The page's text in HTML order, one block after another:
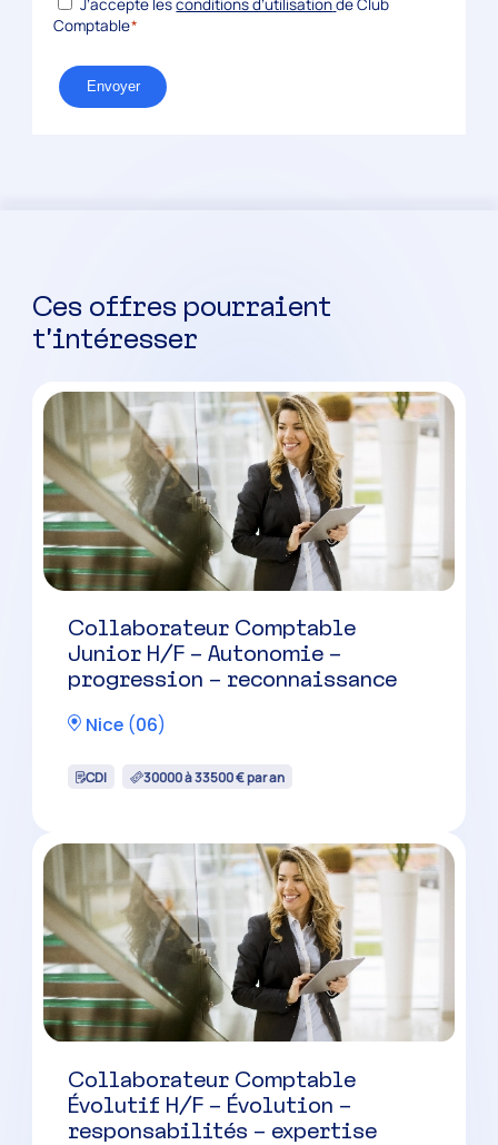
Comptable*
Envoyer
Ces offres pourraient
t’intéresser
Collaborateur Comptable
Junior H/F – Autonomie –
progression – reconnaissance
Nice (06)
CDI 30000 à 33500 € par an
Collaborateur Comptable
Évolutif H/F – Évolution –
responsabilités – expertise